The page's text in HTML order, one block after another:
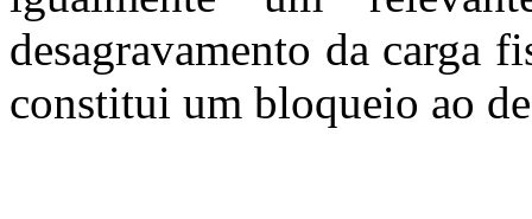
desagravamento da carga
constitui um bloqueio ao